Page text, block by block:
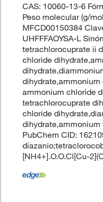
CAS: 10060-13-6
Peso molecular (g/
MFCD00150384
UHFFFAOYSA-L
tetrachlorocuprate ii
chloride
ammonium chloride
tetrachlorocuprate
chloride
PubChem CID:
[NH4+].O.O.Cl[Cu-